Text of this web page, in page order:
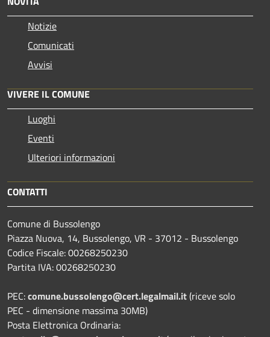
Notizie
Comunicati
Avvisi
VIVERE IL COMUNE
Luoghi
Eventi
Ulteriori informazioni
CONTATTI
Comune di Bussolengo
Piazza Nuova, 14, Bussolengo, VR - 37012 - Bussolengo
Codice Fiscale: 00268250230
Partita IVA: 00268250230
PEC:comune.bussolengo@cert.legalmail.it(riceve solo
PEC - dimensione massima 30MB)
Posta Elettronica Ordinaria: